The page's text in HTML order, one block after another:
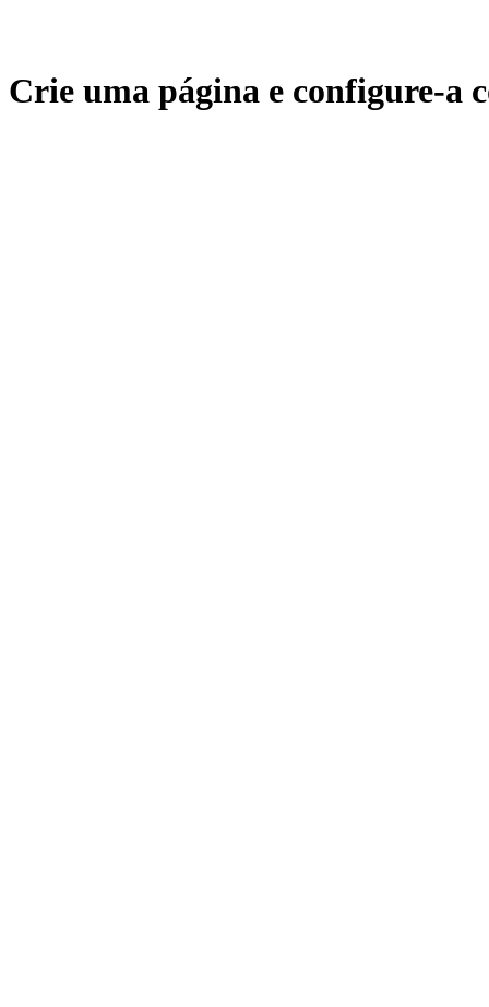
Crie uma página e configure-a